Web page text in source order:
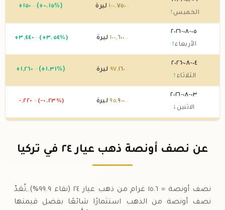
الخميس ↑
١٠٠,٧٥٠ ليرة +١٥٠ .٠٠ (+٠.١٥%)
٠٥-٠٨-٢٠٢٦
الأربعاء↑
١٠٠,٦٠٠ .٠٠ ليرة +٣ ,٤٤٠ .٠٠ (+٣.٥٤%)
٠٤-٠٨-٢٠٢٦
الثلاثاء ↑
٩٧,١٦٠ .٠٠ ليرة + ١,٢٦٠ .٠٠ (+١.٣١%)
٠٣-٠٨-٢٠٢٦
الاثنين ↓
٩٥,٩٠٠ .٠٠ ليرة -,٢٢٠ .٠٠ (-٠.٢٣%)
٩٦,٠٩٠.٠٠ ليرة
عن نصف أونصة ذهب عيار ٢٤ في تركيا
نصف أونصة = ١٥.٦ غرام من ذهب عيار ٢٤ (نقاء ٩٩.٩%).,تُعَدّ
نصف أونصة من الذهب استثمارًا شائعًا بفضل قيمتها